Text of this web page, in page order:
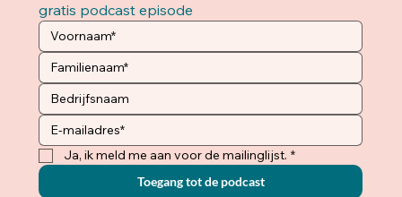
gratis podcast episode
Ja, ik meld me aan voor de mailinglijst. *
Toegang tot de podcast